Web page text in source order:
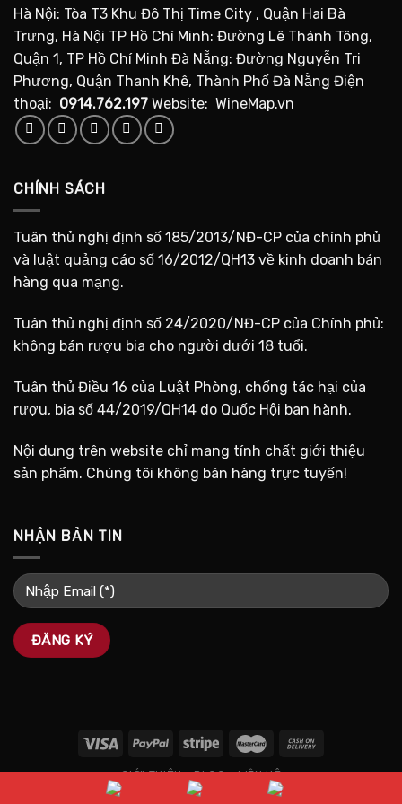
Hà Nội: Tòa T3 Khu Đô Thị Time City , Quận Hai Bà
Trưng, Hà Nội TP Hồ Chí Minh: Đường Lê Thánh Tông,
Quận 1, TP Hồ Chí Minh Đà Nẵng: Đường Nguyễn Tri
Phương, Quận Thanh Khê, Thành Phố Đà Nẵng Điện
thoại: 0914.762.197 Website: WineMap.vn
CHÍNH SÁCH
Tuân thủ nghị định số 185/2013/NĐ-CP của chính phủ
và luật quảng cáo số 16/2012/QH13 về kinh doanh bán
hàng qua mạng.
Tuân thủ nghị định số 24/2020/NĐ-CP của Chính phủ:
không bán rượu bia cho người dưới 18 tuổi.
Tuân thủ Điều 16 của Luật Phòng, chống tác hại của
rượu, bia số 44/2019/QH14 do Quốc Hội ban hành.
Nội dung trên website chỉ mang tính chất giới thiệu
sản phẩm. Chúng tôi không bán hàng trực tuyến!
NHẬN BẢN TIN
GIỚI THIỆU BLOG LIÊN HỆ